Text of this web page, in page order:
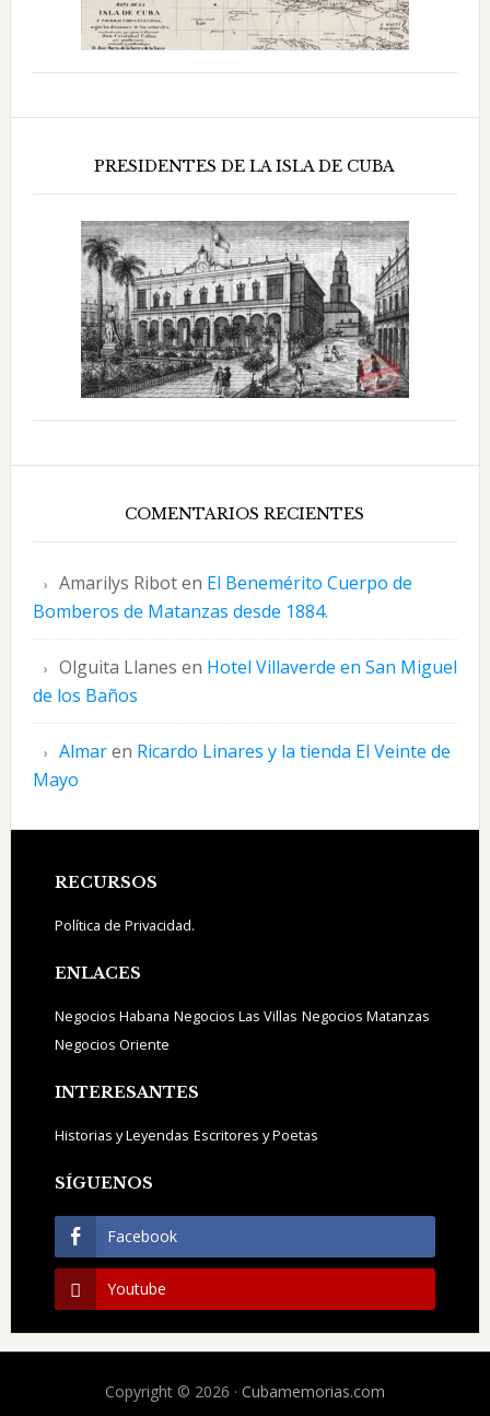
PRESIDENTES DE LA ISLA DE CUBA
COMENTARIOS RECIENTES
Amarilys Riboten El Benemérito Cuerpo de
Bomberos de Matanzas desde 1884.
Olguita Llanes en Hotel Villaverde en San Miguel
de los Baños
Almaren Ricardo Linares y la tienda El Veinte de
Mayo
Footer
RECURSOS
Política de Privacidad.
ENLACES
Negocios Habana Negocios Las Villas Negocios Matanzas
Negocios Oriente
INTERESANTES
Historias y Leyendas Escritores y Poetas
SÍGUENOS
Facebook
Youtube
Copyright © 2026 · Cubamemorias.com